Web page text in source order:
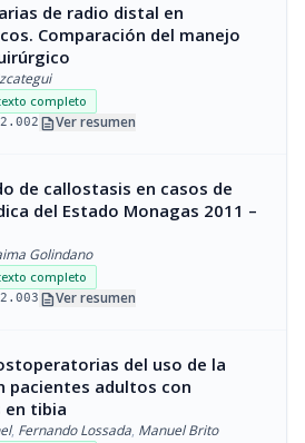
de radio distal en
Comparación del manejo
completo
descriptionVer resumen
de callostasis en casos de
del Estado Monagas 2011 –
Golindano
completo
descriptionVer resumen
del uso de la
pacientes adultos con
tibia
, Fernando Lossada, Manuel Brito